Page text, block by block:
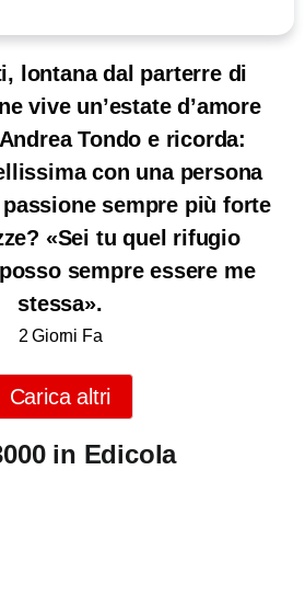
lontana dal parterre di
vive un’estate d’amore
Tondo e ricorda:
con una persona
sempre più forte
«Sei tu quel rifugio
sempre essere me
stessa».
2 Giorni Fa
Carica altri
in Edicola